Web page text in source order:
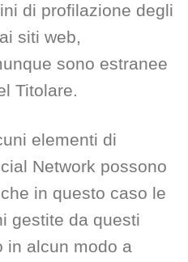
di profilazione degli
siti web,
sono estranee
Titolare.
elementi di
Network possono
in questo caso le
gestite da questi
in alcun modo a